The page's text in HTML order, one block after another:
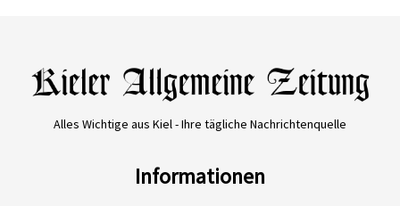
Alles Wichtige aus Kiel - Ihre tägliche Nachrichtenquelle
Informationen